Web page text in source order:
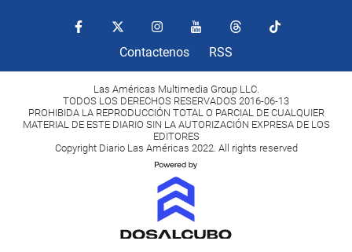
Contactenos RSS
Las Américas Multimedia Group LLC.
TODOS LOS DERECHOS RESERVADOS 2016-06-13
PROHIBIDA LA REPRODUCCIÓN TOTAL O PARCIAL DE CUALQUIER
MATERIAL DE ESTE DIARIO SIN LA AUTORIZACIÓN EXPRESA DE LOS
EDITORES
Copyright Diario Las Américas 2022. All rights reserved